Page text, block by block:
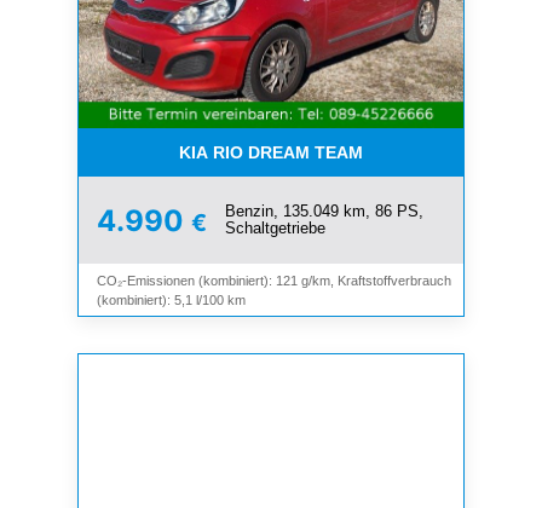
KIA RIO DREAM TEAM
4.990 €
Benzin, 135.049 km, 86 PS,
Schaltgetriebe
CO₂-Emissionen (kombiniert): 121 g/km, Kraftstoffverbrauch
(kombiniert): 5,1 l/100 km